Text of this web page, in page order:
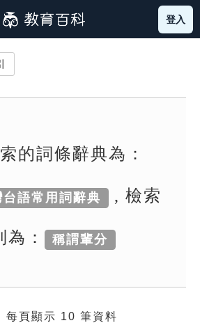
登入
的詞條辭典為：
語常用詞辭典 , 檢索
為： 稱謂輩分
每頁顯示 10 筆資料